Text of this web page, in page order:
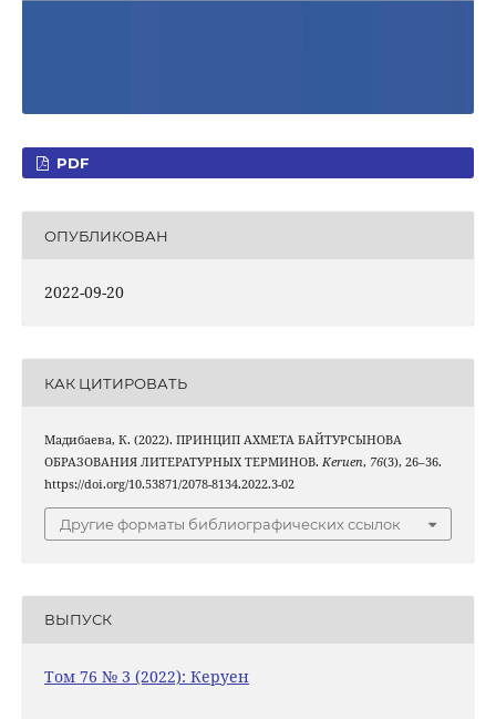
PDF
ОПУБЛИКОВАН
2022-09-20
КАК ЦИТИРОВАТЬ
Мадибаева, К. (2022). ПРИНЦИП АХМЕТА БАЙТУРСЫНОВА
ОБРАЗОВАНИЯ ЛИТЕРАТУРНЫХ ТЕРМИНОВ. Keruen, 76(3), 26–36.
https://doi.org/10.53871/2078-8134.2022.3-02
Другие форматы библиографических ссылок
ВЫПУСК
Том 76 № 3 (2022): Керуен